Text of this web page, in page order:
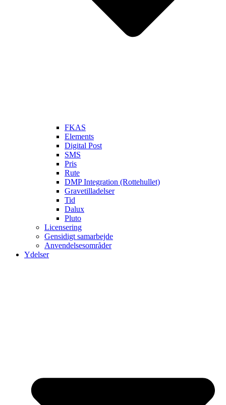
FKAS
Elements
Digital Post
SMS
Pris
Rute
DMP Integration (Rottehullet)
Gravetilladelser
Tid
Dalux
Pluto
Licensering
Gensidigt samarbejde
Anvendelsesområder
Ydelser